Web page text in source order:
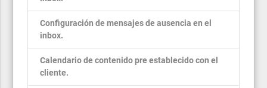
Configuración de mensajes de ausencia en el
inbox.
Calendario de contenido pre establecido con el
cliente.